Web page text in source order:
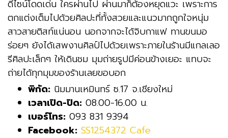
ดีไซน์โดดเด่น ใครผ่านไป ผ่านมาก็ต้องหยุดแวะ เพราะการ
ตกแต่งเต็มไปด้วยศิลปะที่ทั้งสวยและแนวมากถูกใจหนุ่ม
สาวสายติสท์แน่นอน นอกจากจะได้จิบกาแฟ ทานขนมอ
ร่อยๆ ยังได้เสพงานศิลป์ไปด้วยเพราะภายในร้านมีแกลเลอ
รีศิลปะเล็กๆ ให้เดินชม มุมถ่ายรูปมีค่อนข้างเยอะ แทบจะ
ถ่ายได้ทุกมุมของร้านเลยขอบอก
พิกัด: นิมมานเหมินทร์ ซ.17 จ.เชียงใหม่
เวลาเปิด-ปิด: 08.00-16.00 น.
เบอร์โทร: 093 831 9394
Facebook: SS1254372 Cafe